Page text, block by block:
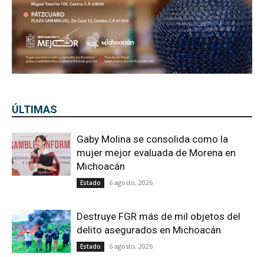
ÚLTIMAS
Gaby Molina se consolida como la
mujer mejor evaluada de Morena en
Michoacán
Estado 6 agosto, 2026
Destruye FGR más de mil objetos del
delito asegurados en Michoacán
Estado 6 agosto, 2026